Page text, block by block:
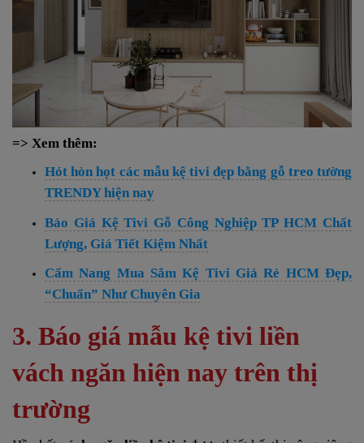
=> Xem thêm:
Hót hòn họt các mẫu kệ tivi đẹp bằng gỗ treo tường
TRENDY hiện nay
Báo Giá Kệ Tivi Gỗ Công Nghiệp TP HCM Chất
Lượng, Giá Tiết Kiệm Nhất
Cẩm Nang Mua Sắm Kệ Tivi Giá Rẻ HCM Đẹp,
“Chuẩn” Như Chuyên Gia
3. Báo giá mẫu kệ tivi liền
vách ngăn hiện nay trên thị
trường